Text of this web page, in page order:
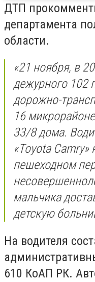
ДТП
департамента
области.
«21 ноября, в
дежурного 102
дорожно-
16
33/8 дома.
«Toyota
пешеходном
мальчика
детскую
На водителя
610 КоАП РК.